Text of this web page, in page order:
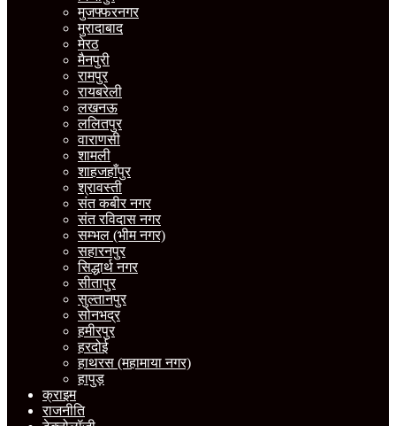
मुजफ्फरनगर
मुरादाबाद
मेरठ
मैनपुरी
रामपुर
रायबरेली
लखनऊ
ललितपुर
वाराणसी
शामली
शाहजहाँपुर
श्रावस्ती
संत कबीर नगर
संत रविदास नगर
सम्भल (भीम नगर)
सहारनपुर
सिद्धार्थ नगर
सीतापुर
सुल्तानपुर
सोनभद्र
हमीरपुर
हरदोई
हाथरस (महामाया नगर)
हापुड़
क्राइम
राजनीति